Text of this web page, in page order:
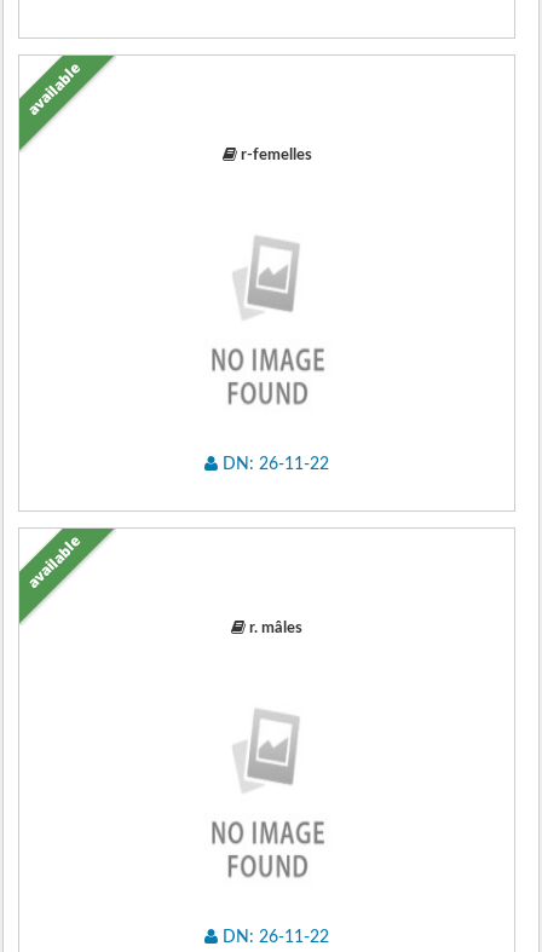
r-femelles
available
DN: 26-11-22
r. mâles
available
DN: 26-11-22